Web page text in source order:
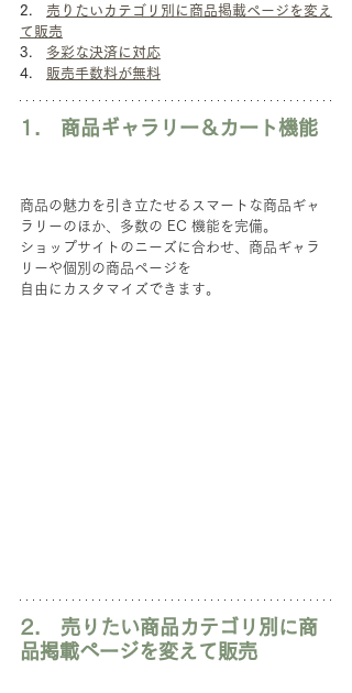
2. 売りたいカテゴリ別に商品掲載ページを変え
て販売
3. 多彩な決済に対応
4. 販売手数料が無料
1.　商品ギャラリー＆カート機能
商品の魅力を引き立たせるスマートな商品ギャ
ラリーのほか、多数の EC 機能を完備。
ショップサイトのニーズに合わせ、商品ギャラ
リーや個別の商品ページを
自由にカスタマイズできます。
2.　売りたい商品カテゴリ別に商
品掲載ページを変えて販売